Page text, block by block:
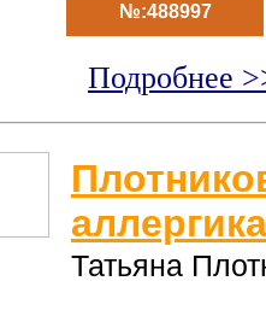
№:488997
Подробнее
аллергика
Татьяна